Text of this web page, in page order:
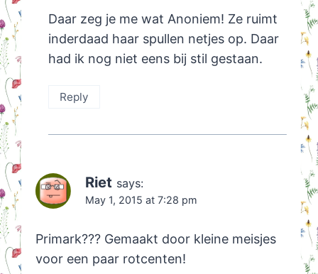
Daar zeg je me wat Anoniem! Ze ruimt
inderdaad haar spullen netjes op. Daar
had ik nog niet eens bij stil gestaan.
Reply
Riet says:
May 1, 2015 at 7:28 pm
Primark??? Gemaakt door kleine meisjes
voor een paar rotcenten!